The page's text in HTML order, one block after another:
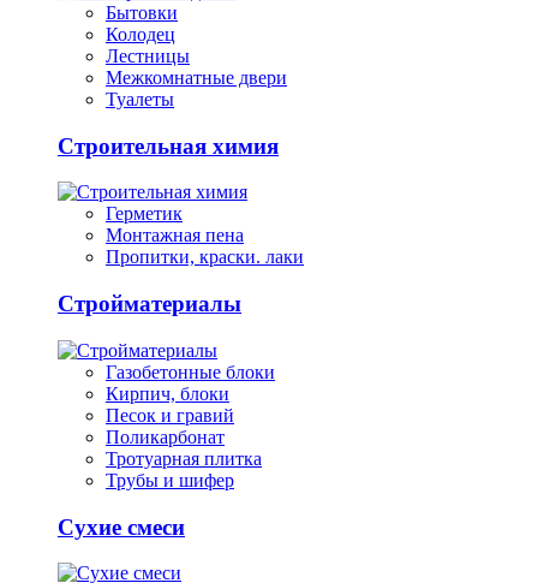
Бытовки
Колодец
Лестницы
Межкомнатные двери
Туалеты
Строительная химия
Герметик
Монтажная пена
Пропитки, краски. лаки
Стройматериалы
Газобетонные блоки
Кирпич, блоки
Песок и гравий
Поликарбонат
Тротуарная плитка
Трубы и шифер
Сухие смеси